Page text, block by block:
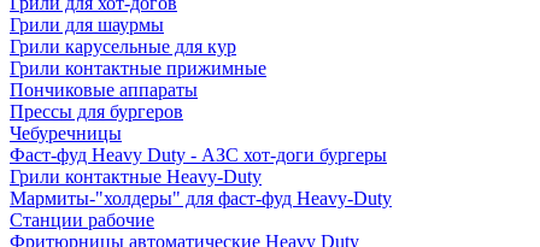
Грили для шаурмы
Грили карусельные для кур
Грили контактные прижимные
Пончиковые аппараты
Прессы для бургеров
Чебуречницы
Фаст-фуд Heavy Duty - АЗС хот-доги бургеры
Грили контактные Heavy-Duty
Мармиты-"холдеры" для фаст-фуд Heavy-Duty
Станции рабочие
Фритюрницы автоматические Heavy Duty